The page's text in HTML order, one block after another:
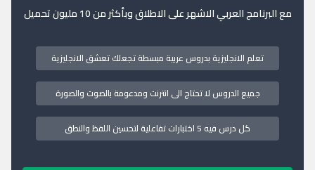
مع البرنامج العربي الاشهر على الاطلاق وبأكثر من 10 مليون تحميل
تعلم الانجليزية بدروس عربية مبسطة تجعلك تعشق الانجليزية
جميع الدروس لا تحتاج الى انترنت ومدعومة بالصوت والصورة
كل درس فيه 5 اختبارات تفاعلية لتحسين اللفظ والنطق